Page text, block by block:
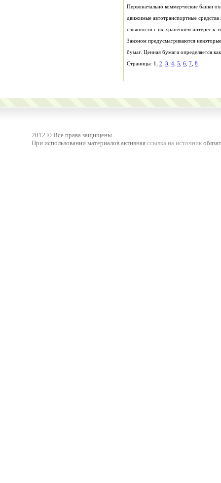
сложности с их хранением интерес к
Страницы: 1, 2 3 4 5 6 7 8
2012 © Все права защищены
При использовании материалов активная ссылка на источник